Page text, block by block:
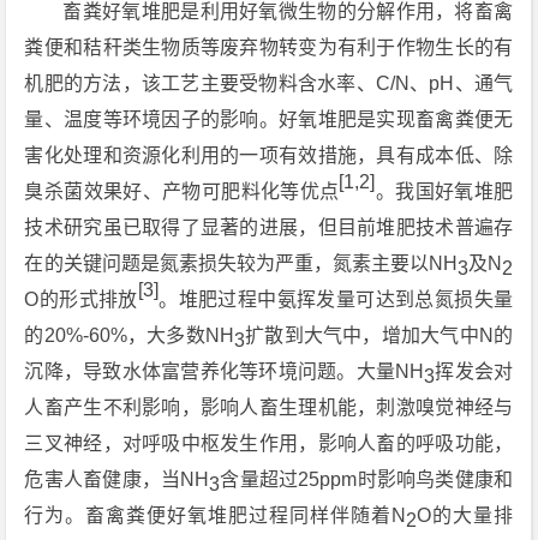
畜粪好氧堆肥是利用好氧微生物的分解作用，将畜禽
粪便和秸秆类生物质等废弃物转变为有利于作物生长的有
机肥的方法，该工艺主要受物料含水率、C/N、pH、通气
量、温度等环境因子的影响。好氧堆肥是实现畜禽粪便无
害化处理和资源化利用的一项有效措施，具有成本低、除
臭杀菌效果好、产物可肥料化等优点[1,2]。我国好氧堆肥
技术研究虽已取得了显著的进展，但目前堆肥技术普遍存
在的关键问题是氮素损失较为严重，氮素主要以NH3及N 2
O的形式排放[3]。堆肥过程中氨挥发量可达到总氮损失量
的20%-60%，大多数NH3扩散到大气中，增加大气中N的
沉降，导致水体富营养化等环境问题。大量NH3挥发会对
人畜产生不利影响，影响人畜生理机能，刺激嗅觉神经与
三叉神经，对呼吸中枢发生作用，影响人畜的呼吸功能，
危害人畜健康，当NH3含量超过25ppm时影响鸟类健康和
行为。畜禽粪便好氧堆肥过程同样伴随着N 2O的大量排